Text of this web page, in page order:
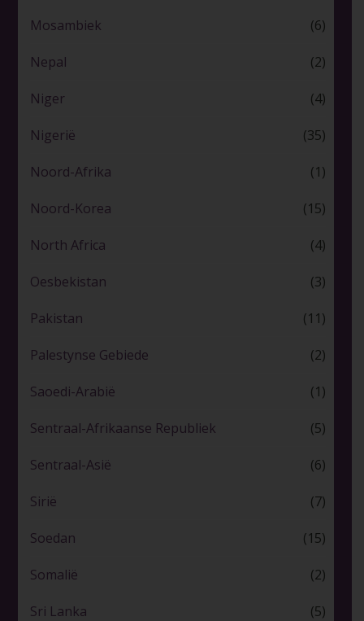
Mosambiek (6)
Nepal (2)
Niger (4)
Nigerië (35)
Noord-Afrika (1)
Noord-Korea (15)
North Africa (4)
Oesbekistan (3)
Pakistan (11)
Palestynse Gebiede (2)
Saoedi-Arabië (1)
Sentraal-Afrikaanse Republiek (5)
Sentraal-Asië (6)
Sirië (7)
Soedan (15)
Somalië (2)
Sri Lanka (5)